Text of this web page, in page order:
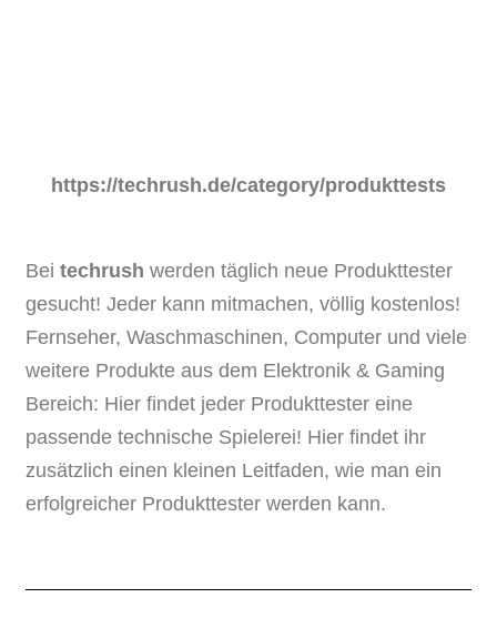
https://techrush.de/category/produkttests
Bei techrush werden täglich neue Produkttester
gesucht! Jeder kann mitmachen, völlig kostenlos!
Fernseher, Waschmaschinen, Computer und viele
weitere Produkte aus dem Elektronik & Gaming
Bereich: Hier findet jeder Produkttester eine
passende technische Spielerei! Hier findet ihr
zusätzlich einen kleinen Leitfaden, wie man ein
erfolgreicher Produkttester werden kann.